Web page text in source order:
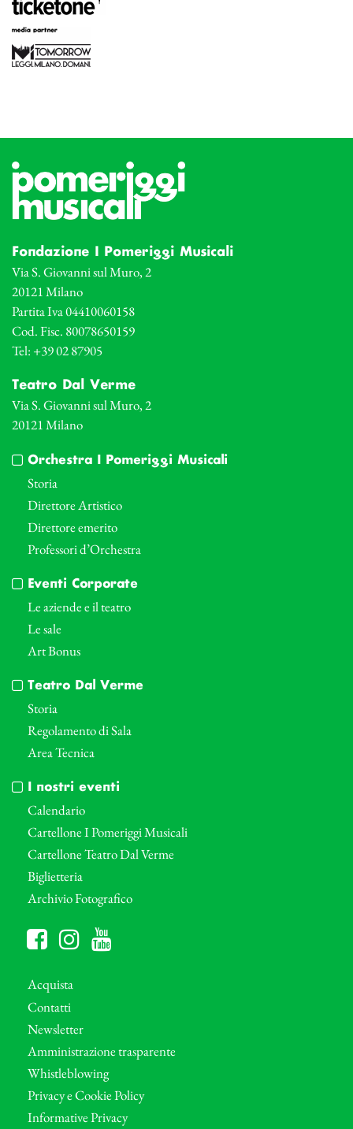
Fondazione I Pomeriggi Musicali
Via S. Giovanni sul Muro, 2
20121 Milano
Partita Iva 04410060158
Cod. Fisc. 80078650159
Tel: +39 02 87905
Teatro Dal Verme
Via S. Giovanni sul Muro, 2
20121 Milano
Orchestra I Pomeriggi Musicali
Storia
Direttore Artistico
Direttore emerito
Professori d’Orchestra
Eventi Corporate
Le aziende e il teatro
Le sale
Art Bonus
Teatro Dal Verme
Storia
Regolamento di Sala
Area Tecnica
I nostri eventi
Calendario
Cartellone I Pomeriggi Musicali
Cartellone Teatro Dal Verme
Biglietteria
Archivio Fotografico
Acquista
Contatti
Newsletter
Amministrazione trasparente
Whistleblowing
Privacy e Cookie Policy
Informative Privacy